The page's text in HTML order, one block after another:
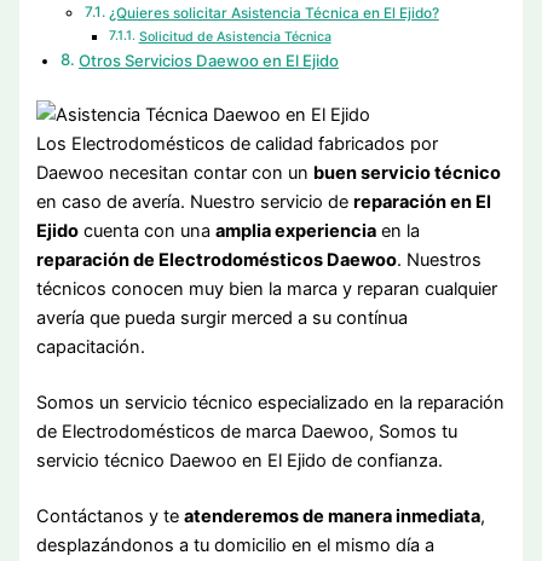
¿Quieres solicitar Asistencia Técnica en El Ejido?
Solicitud de Asistencia Técnica
Otros Servicios Daewoo en El Ejido
Los Electrodomésticos de calidad fabricados por
Daewoo necesitan contar con un buen servicio técnico
en caso de avería. Nuestro servicio dereparación en El
Ejido cuenta con unaamplia experiencia en la
reparación de Electrodomésticos Daewoo. Nuestros
técnicos conocen muy bien la marca y reparan cualquier
avería que pueda surgir merced a su contínua
capacitación.
Somos un servicio técnico especializado en la reparación
de Electrodomésticos de marca Daewoo, Somos tu
servicio técnico Daewoo en El Ejido de confianza.
Contáctanos y teatenderemos de manera inmediata,
desplazándonos a tu domicilio en el mismo día a